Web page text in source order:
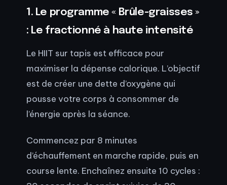
1. Le programme « Brûle-graisses »
: Le fractionné à haute intensité
Le HIIT sur tapis est efficace pour
maximiser la dépense calorique. L’objectif
est de créer une dette d’oxygène qui
pousse votre corps à consommer de
l’énergie après la séance.
Commencez par 8 minutes
d’échauffement en marche rapide, puis en
course lente. Enchaînez ensuite 10 cycles :